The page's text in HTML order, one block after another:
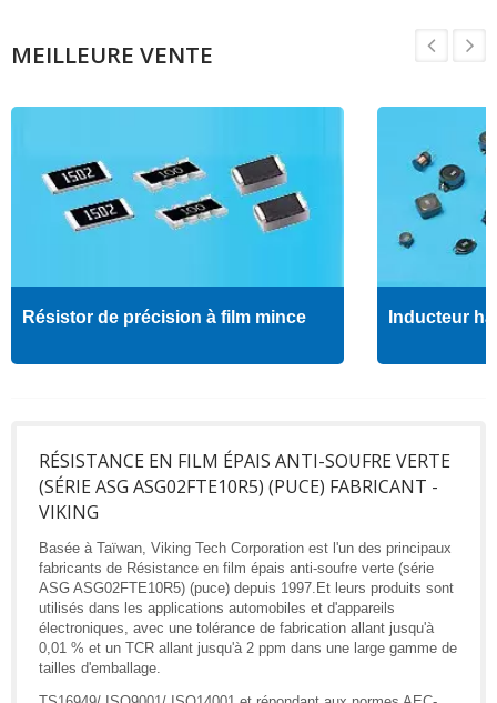
MEILLEURE VENTE
Résistor de précision à film mince Inducteur
RÉSISTANCE EN FILM ÉPAIS ANTI-SOUFRE VERTE
(SÉRIE ASG ASG02FTE10R5) (PUCE) FABRICANT -
VIKING
Basée à Taïwan, Viking Tech Corporation est l'un des principaux
fabricants de Résistance en film épais anti-soufre verte (série
ASG ASG02FTE10R5) (puce) depuis 1997.Et leurs produits sont
utilisés dans les applications automobiles et d'appareils
électroniques, avec une tolérance de fabrication allant jusqu'à
0,01 % et un TCR allant jusqu'à 2 ppm dans une large gamme de
tailles d'emballage.